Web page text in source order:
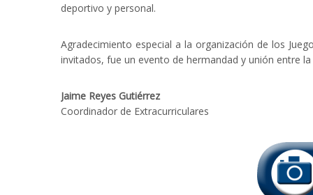
deportivo y personal.
Agradecimiento especial a la organización de los
invitados, fue un evento de hermandad y unión entre
Jaime Reyes Gutiérrez
Coordinador de Extracurriculares